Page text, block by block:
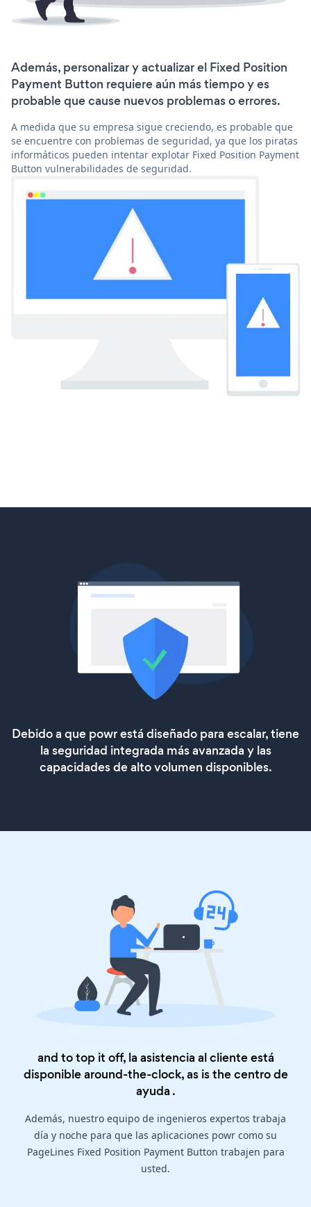
Además, personalizar y actualizar el Fixed Position
Payment Button requiere aún más tiempo y es
probable que cause nuevos problemas o errores.
A medida que su empresa sigue creciendo, es probable que
se encuentre con problemas de seguridad, ya que los piratas
informáticos pueden intentar explotar Fixed Position Payment
Button vulnerabilidades de seguridad.
Debido a que powr está diseñado para escalar, tiene
la seguridad integrada más avanzada y las
capacidades de alto volumen disponibles.
and to top it off, la asistencia al cliente está
disponible around-the-clock, as is thecentro de
ayuda .
Además, nuestro equipo de ingenieros expertos trabaja
día y noche para que las aplicaciones powr como su
PageLines Fixed Position Payment Button trabajen para
usted.